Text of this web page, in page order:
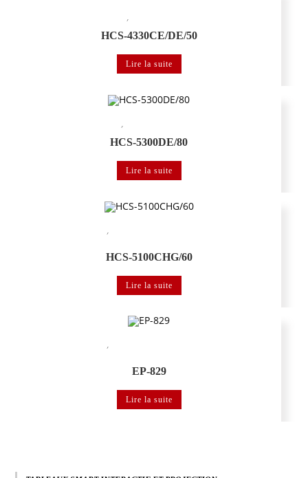
,
HCS-4330CE/DE/50
Lire la suite
,
HCS-5300DE/80
Lire la suite
,
HCS-5100CHG/60
Lire la suite
,
EP-829
Lire la suite